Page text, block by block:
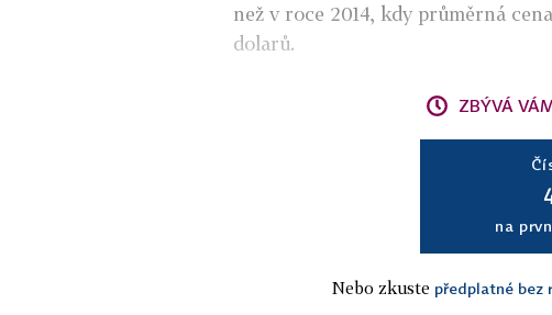
než v roce 2014, kdy průměrná
dolarů.
ZBÝVÁ
na
Nebo zkuste předplatné bez